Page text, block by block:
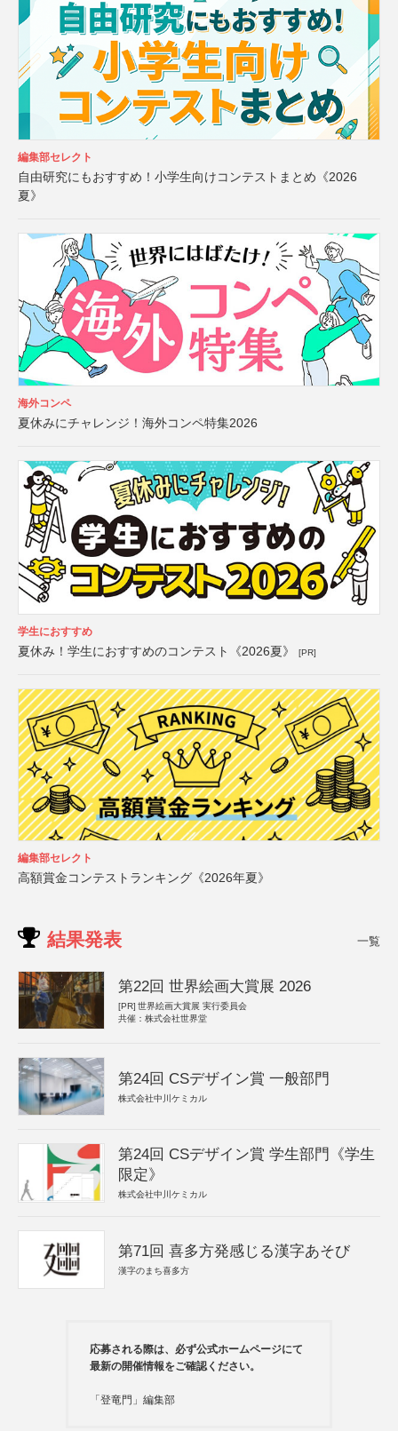
編集部セレクト
自由研究にもおすすめ！小学生向けコンテストまとめ《2026
夏》
海外コンペ
夏休みにチャレンジ！海外コンペ特集2026
学生におすすめ
夏休み！学生におすすめのコンテスト《2026夏》 [PR]
編集部セレクト
高額賞金コンテストランキング《2026年夏》
結果発表 一覧
第22回 世界絵画大賞展 2026
[PR] 世界絵画大賞展 実行委員会
共催：株式会社世界堂
第24回 CSデザイン賞 一般部門
株式会社中川ケミカル
第24回 CSデザイン賞 学生部門《学生
限定》
株式会社中川ケミカル
第71回 喜多方発感じる漢字あそび
漢字のまち喜多方
応募される際は、必ず公式ホームページにて
最新の開催情報をご確認ください。
「登竜門」編集部